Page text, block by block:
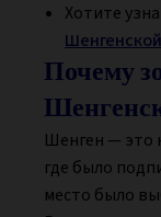
Хотите
Почему
Шенген — это
где было
место было